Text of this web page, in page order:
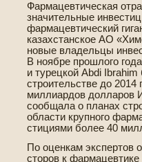
Фармацевтическая
значительные
фармацевтический
казахстанское АО
новые владе­льцы
В ноябре прошлого
и турецкой Abdi
строительстве­ до 2014
миллиардов долларов
сообщала о планах
области крупного
стициями более 40
По оценкам экспертов
сторов к